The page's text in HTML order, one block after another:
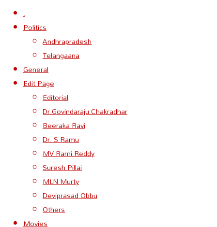
.
Politics
Andhrapradesh
Telangaana
General
Edit Page
Editorial
Dr Govindaraju Chakradhar
Beeraka Ravi
Dr. S Ramu
MV Rami Reddy
Suresh Pillai
MLN Murty
Deviprasad Obbu
Others
Movies